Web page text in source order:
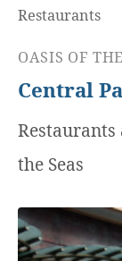
Restaurants
OASIS OF
Central
Restaurants
the Seas